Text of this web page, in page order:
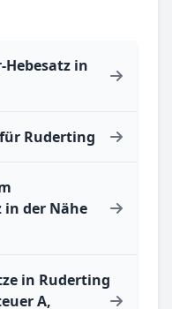
in
Ruderting
in der Nähe
in Ruderting
A,